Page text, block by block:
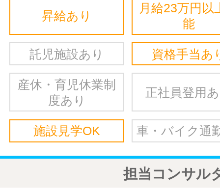
昇給あり
月給23万円以
能
託児施設あり 資格手当あ
産休・育児休業制
度あり
正社員登用
施設見学OK 車・バイク通
担当コンサル